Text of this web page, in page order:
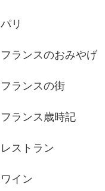
パリ
フランスのおみやげ
フランスの街
フランス歳時記
レストラン
ワイン